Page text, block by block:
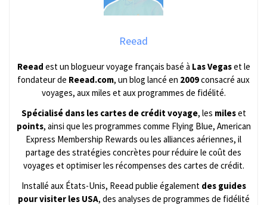
Reead
Reead est un blogueur voyage français basé à Las Vegaset le
fondateur de Reead.com, un blog lancé en 2009consacré aux
voyages, aux miles et aux programmes de fidélité.
Spécialisé dans les cartes de crédit voyage, les mileset
points, ainsi que les programmes comme Flying Blue, American
Express Membership Rewards ou les alliances aériennes, il
partage des stratégies concrètes pour réduire le coût des
voyages et optimiser les récompenses des cartes de crédit.
Installé aux États-Unis, Reead publie également des guides
pour visiter les USA, des analyses de programmes de fidélité